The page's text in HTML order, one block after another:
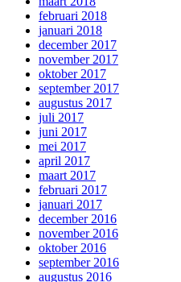
februari 2018
januari 2018
december 2017
november 2017
oktober 2017
september 2017
augustus 2017
juli 2017
juni 2017
mei 2017
april 2017
maart 2017
februari 2017
januari 2017
december 2016
november 2016
oktober 2016
september 2016
augustus 2016